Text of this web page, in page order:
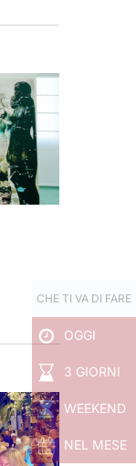
CHE TI VA DI FARE
OGGI
3 GIORNI
WEEKEND
NEL MESE